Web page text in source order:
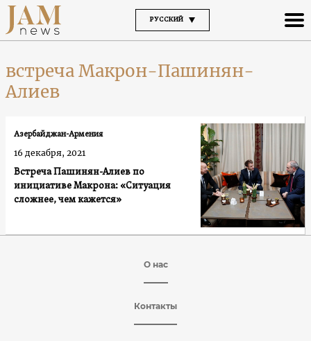
РУССКИЙ
встреча Макрон-Пашинян-
Алиев
Встреча Пашинян-Алиев по
инициативе Макрона: «Ситуация
сложнее, чем кажется»
Азербайджан-Армения
16 декабря, 2021
О нас
Контакты